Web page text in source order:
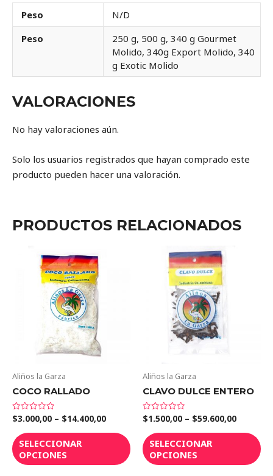
Peso
N/D
Peso
250 g, 500 g, 340 g Gourmet
Molido, 340g Export Molido, 340
g Exotic Molido
VALORACIONES
No hay valoraciones aún.
Solo los usuarios registrados que hayan comprado este
producto pueden hacer una valoración.
PRODUCTOS RELACIONADOS
Aliños la Garza
COCO RALLADO
Valorado
en
de
5
$3.000,00 – $14.400,00
SELECCIONAR
OPCIONES
Aliños la Garza
CLAVO DULCE ENTERO
Valorado
en
de
5
$1.500,00 – $59.600,00
SELECCIONAR
OPCIONES